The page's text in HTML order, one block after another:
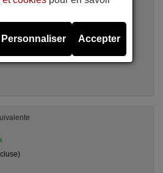
INFR.REM.CONTR
Personnaliser Accepter